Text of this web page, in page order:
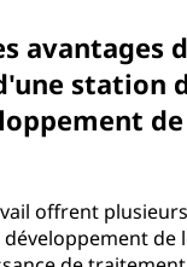
avantages
station
offrent
de